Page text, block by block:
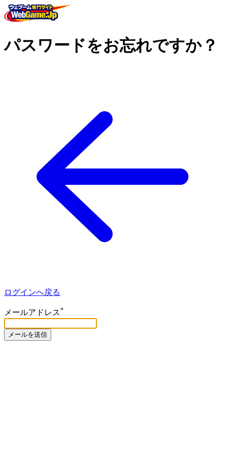
パスワードをお忘れですか？
ログインへ戻る
メールアドレス*
メールを送信